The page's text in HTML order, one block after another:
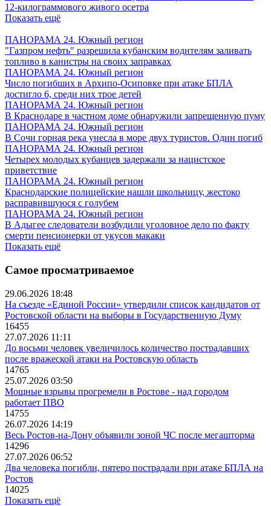
12-килограммового живого осетра
Показать ещё
ПАНОРАМА 24. Южный регион
"Газпром нефть" разрешила кубанским водителям заливать
топливо в канистры на своих заправках
ПАНОРАМА 24. Южный регион
Число погибших в Архипо-Осиповке при атаке БПЛА
достигло 6, среди них трое детей
ПАНОРАМА 24. Южный регион
В Краснодаре в частном доме обнаружили запрещенную пуму
ПАНОРАМА 24. Южный регион
В Сочи горная река унесла в море двух туристов. Один погиб
ПАНОРАМА 24. Южный регион
Четырех молодых кубанцев задержали за нацистское
приветствие
ПАНОРАМА 24. Южный регион
Краснодарские полицейские нашли школьницу, жестоко
расправившуюся с голубем
ПАНОРАМА 24. Южный регион
В Адыгее следователи возбудили уголовное дело по факту
смерти пенсионерки от укусов макаки
Показать ещё
Самое просматриваемое
29.06.2026 18:48
На съезде «Единой России» утвердили список кандидатов от
Ростовской области на выборы в Государственную Думу
16455
27.07.2026 11:11
До восьми человек увеличилось количество пострадавших
после вражеской атаки на Ростовскую область
14765
25.07.2026 03:50
Мощные взрывы прогремели в Ростове - над городом
работает ПВО
14755
26.07.2026 14:19
Весь Ростов-на-Дону объявили зоной ЧС после мегашторма
14296
27.07.2026 06:52
Два человека погибли, пятеро пострадали при атаке БПЛА на
Ростов
14025
Показать ещё